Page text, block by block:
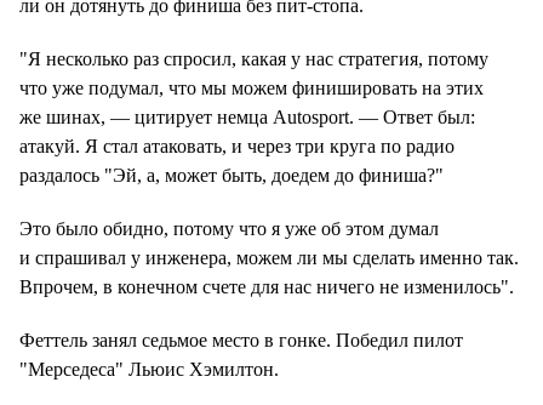
ли он дотянуть до финиша без пит-стопа.
"Я несколько раз спросил, какая у нас стратегия, потому
что уже подумал, что мы можем финишировать на этих
же шинах, — цитирует немца Autosport. — Ответ был:
атакуй. Я стал атаковать, и через три круга по радио
раздалось "Эй, а, может быть, доедем до финиша?"
Это было обидно, потому что я уже об этом думал
и спрашивал у инженера, можем ли мы сделать именно так.
Впрочем, в конечном счете для нас ничего не изменилось".
Феттель занял седьмое место в гонке. Победил пилот
"Мерседеса" Льюис Хэмилтон.